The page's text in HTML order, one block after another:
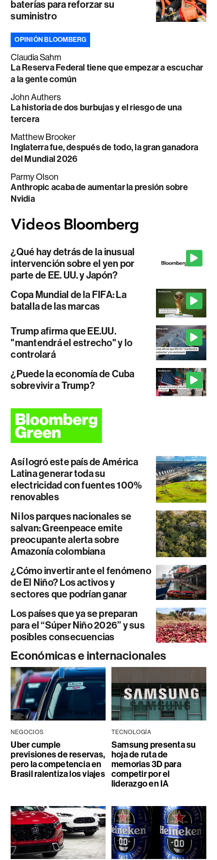
baterías para reforzar su
suministro
OPINIÓN BLOOMBERG
Claudia Sahm
La Reserva Federal tiene que empezar a escuchar
a la gente común
John Authers
La historia de dos burbujas y el riesgo de una
tercera
Matthew Brooker
Inglaterra fue, después de todo, la gran ganadora
del Mundial 2026
Parmy Olson
Anthropic acaba de aumentar la presión sobre
Nvidia
¿Qué hay detrás de la inusual
intervención sobre el yen por
parte de EE. UU. y Japón?
Copa Mundial de la FIFA: La
batalla de las marcas
Trump afirma que EE.UU.
"mantendrá el estrecho" y lo
controlará
¿Puede la economía de Cuba
sobrevivir a Trump?
Así logró este país de América
Latina generar toda su
electricidad con fuentes 100%
renovables
Ni los parques nacionales se
salvan: Greenpeace emite
preocupante alerta sobre
Amazonía colombiana
¿Cómo invertir ante el fenómeno
de El Niño? Los activos y
sectores que podrían ganar
Los países que ya se preparan
para el “Súper Niño 2026” y sus
posibles consecuencias
Económicas e internacionales
NEGOCIOS
Uber cumple
previsiones de reservas,
pero la competencia en
Brasil ralentiza los viajes
TECNOLOGÍA
Samsung presenta su
hoja de ruta de
memorias 3D para
competir por el
liderazgo en IA